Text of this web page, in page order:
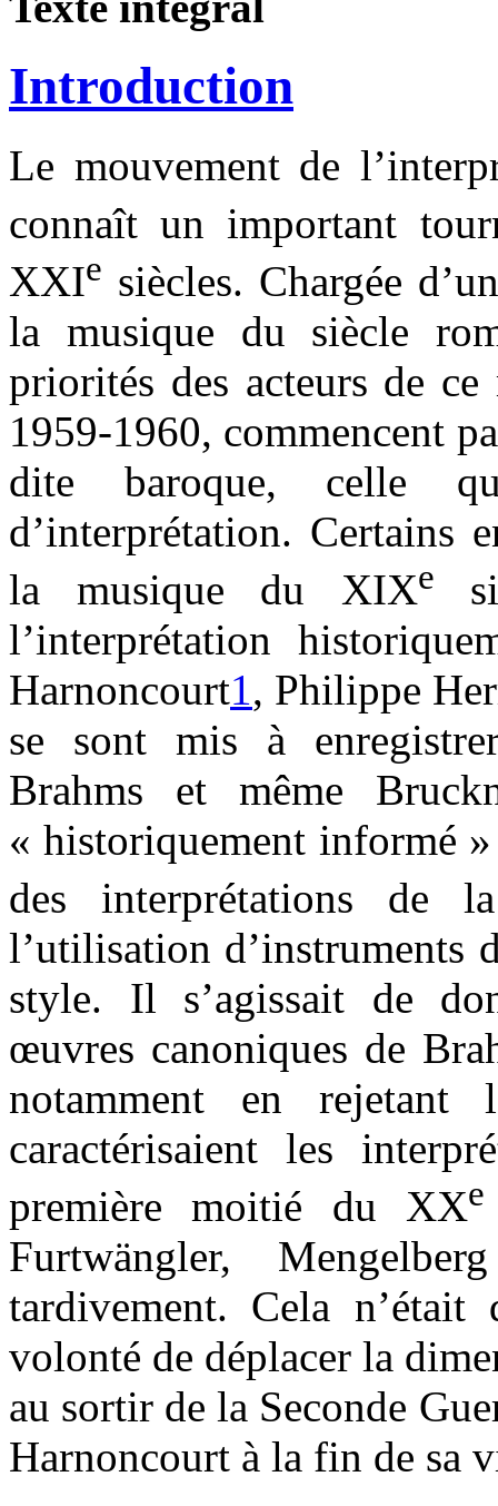
Introduction
Le mouvement de
connaît un important
XXIe siècles. Chargée
la musique du siècle
priorités des acteurs de
1959-1960, commencent
dite baroque, celle
d’interprétation. Certains
la musique du XIXe
l’interprétation
Harnoncourt1, Philippe
se sont mis à
Brahms et même
« historiquement informé
des interprétations de
l’utilisation d’instruments
style. Il s’agissait de
œuvres canoniques de
notamment en
caractérisaient les
première moitié du XXe
Furtwängler,
tardivement. Cela n’était
volonté de déplacer la
au sortir de la Seconde
Harnoncourt à la fin de sa